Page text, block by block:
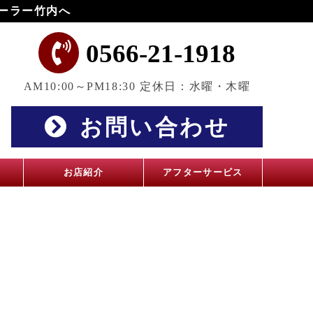
ラー竹内へ
0566-21-1918
AM10:00～PM18:30 定休日：水曜・木曜
お問い合わせ
お店紹介 アフターサービス